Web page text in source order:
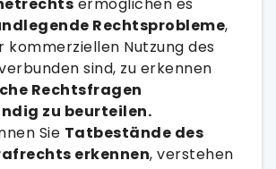
Rechtsprobleme,
kommerziellen Nutzung des
sind, zu erkennen
Rechtsfragen
zu beurteilen.
Sie Tatbestände des
erkennen, verstehen